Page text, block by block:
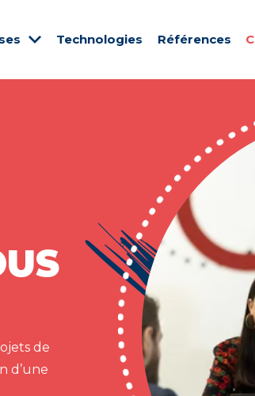
Technologies Références
de
d’une